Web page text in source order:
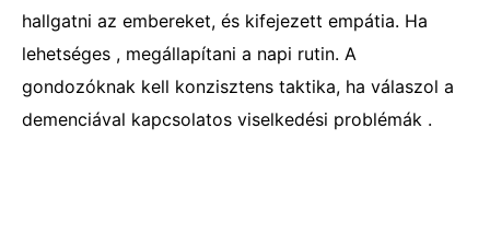
hallgatni az embereket, és kifejezett empátia. Ha
lehetséges , megállapítani a napi rutin. A
gondozóknak kell konzisztens taktika, ha válaszol a
demenciával kapcsolatos viselkedési problémák .